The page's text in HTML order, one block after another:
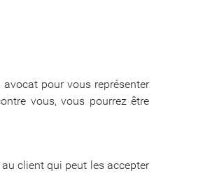
pour vous représenter
vous, vous pourrez être
client qui peut les accepter